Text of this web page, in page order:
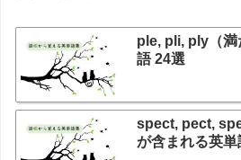
ple, pli, ply（満
語 24選
spect, pect,
が含まれる英単